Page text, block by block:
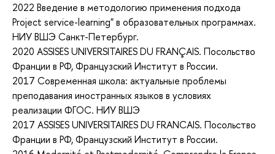
2022 Введение в методологию применения подхода
Project service-learning" в образовательных программах.
НИУ ВШЭ Санкт-Петербург.
2020 ASSISES UNIVERSITAIRES DU FRANÇAIS. Посольство
Франции в РФ, Французский Институт в России.
2017 Современная школа: актуальные проблемы
преподавания иностранных языков в условиях
реализации ФГОС. НИУ ВШЭ
2017 ASSISES UNIVERSITAIRES DU FRANCAIS. Посольство
Франции в РФ, Французский Институт в России.